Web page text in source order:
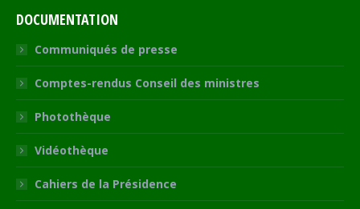
DOCUMENTATION
Communiqués de presse
Comptes-rendus Conseil des ministres
Photothèque
Vidéothèque
Cahiers de la Présidence